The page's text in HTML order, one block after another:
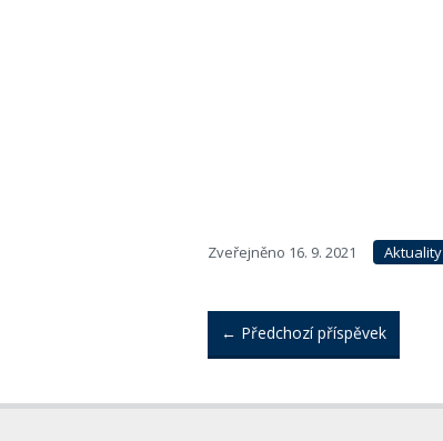
Zveřejněno 16. 9. 2021 Aktuality
← Předchozí příspěvek